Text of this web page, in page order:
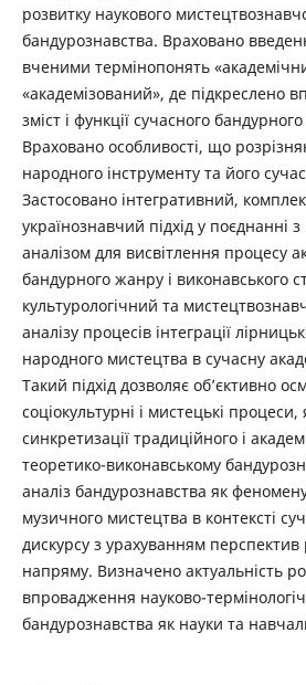
розвитку наукового
бандурознавства. Враховано
вченими термінопонять
«академізований», де підкреслено
зміст і функції сучасного
Враховано особливості, що
народного інструменту та його
Застосовано інтегративний,
українознавчий підхід у поєднанні
аналізом для висвітлення процесу
бандурного жанру і виконавського
культурологічний та
аналізу процесів інтеграції
народного мистецтва в сучасну
Такий підхід дозволяє об’єктивно
соціокультурні і мистецькі
синкретизації традиційного і
теоретико-виконавському
аналіз бандурознавства як
музичного мистецтва в контексті
дискурсу з урахуванням перспектив
напряму. Визначено актуальність
впровадження науково-
бандурознавства як науки та